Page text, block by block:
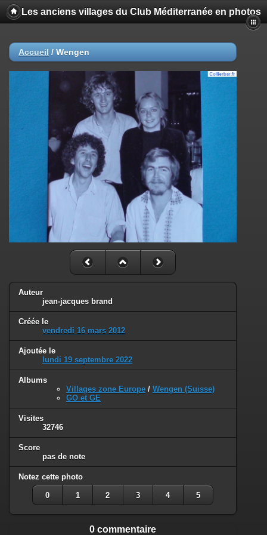
Les anciens villages du Club Méditerranée en photos
Accueil / Wengen
Auteur
jean-jacques brand
Créée le
vendredi 16 mars 2012
Ajoutée le
lundi 19 septembre 2022
Albums
Villages zone Europe / Wengen (Suisse)
GO et GE
Visites
32746
Score
pas de note
Notez cette photo
0 1 2 3 4 5
0 commentaire